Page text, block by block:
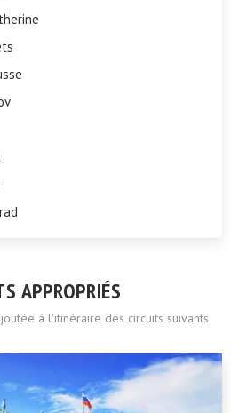
APPROPRIÉS
à l'itinéraire des circuits suivants